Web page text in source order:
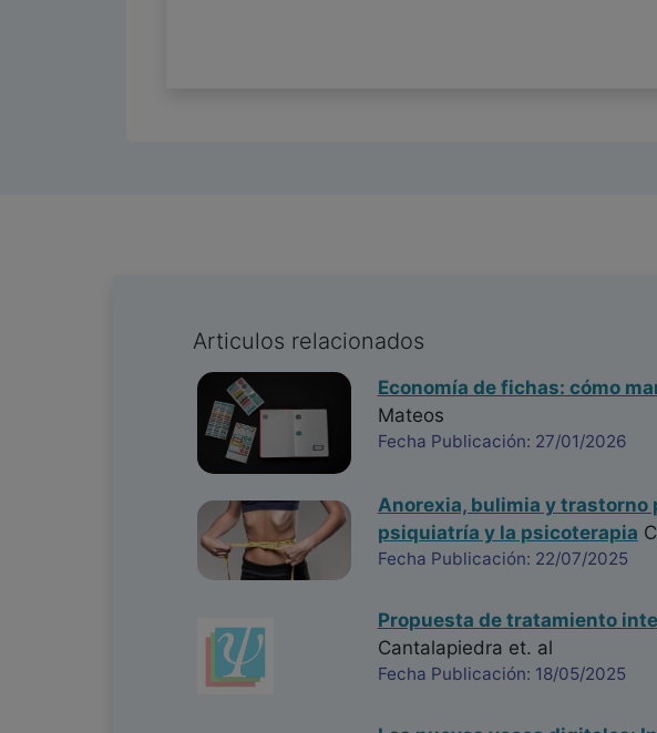
Articulos relacionados
Economía de fichas: cómo
Mateos
Fecha Publicación: 27/01/2026
Anorexia, bulimia y trastorno
psiquiatría y la psicoterapia
Fecha Publicación: 22/07/2025
Propuesta de tratamiento
Cantalapiedra et. al
Fecha Publicación: 18/05/2025